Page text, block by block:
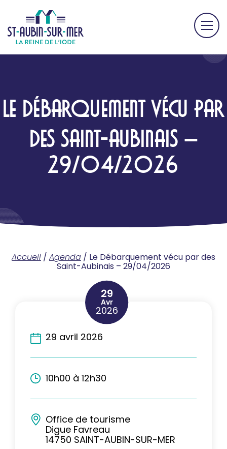
LE DÉBARQUEMENT VÉCU PAR
DES SAINT-AUBINAIS –
29/04/2026
Accueil / Agenda / Le Débarquement vécu par des
Saint-Aubinais – 29/04/2026
29
Avr
2026
29 avril 2026
10h00 à 12h30
Office de tourisme
Digue Favreau
14750 SAINT-AUBIN-SUR-MER